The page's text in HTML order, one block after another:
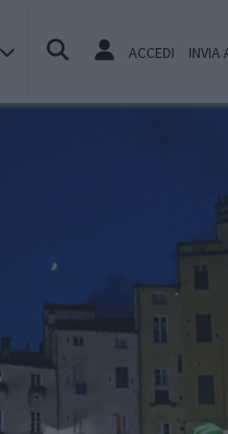
ACCEDI INVIA